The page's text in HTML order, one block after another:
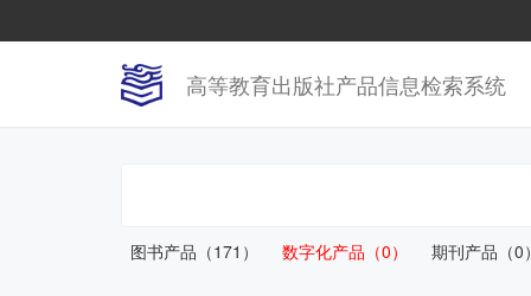
高等教育出版社产品信息检索系统
图书产品（171） 数字化产品（0） 期刊产品（0）